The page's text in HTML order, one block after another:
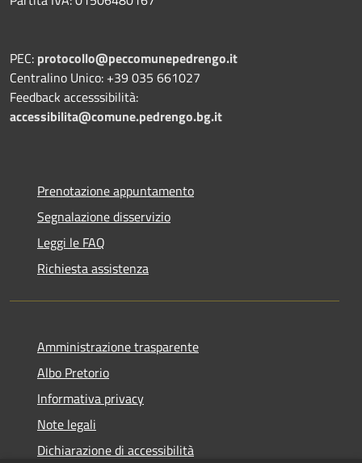
PEC: protocollo@peccomunepedrengo.it
Centralino Unico: +39 035 661027
Feedback accesssibilità:
accessibilita@comune.pedrengo.bg.it
Prenotazione appuntamento
Segnalazione disservizio
Leggi le FAQ
Richiesta assistenza
Amministrazione trasparente
Albo Pretorio
Informativa privacy
Note legali
Dichiarazione di accessibilità